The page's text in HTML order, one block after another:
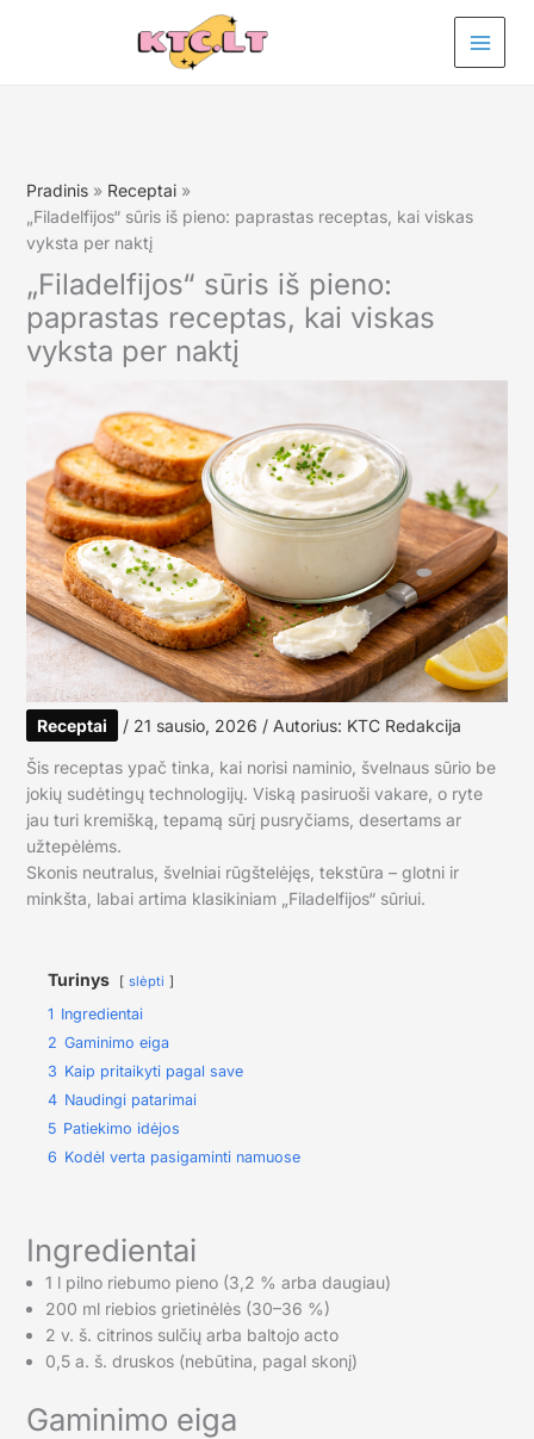
Pradinis
Receptai
„Filadelfijos“ sūris iš pieno: paprastas receptas, kai viskas
vyksta per naktį
„Filadelfijos“ sūris iš pieno:
paprastas receptas, kai viskas
vyksta per naktį
Receptai / 21 sausio, 2026 / Autorius: KTC Redakcija
Šis receptas ypač tinka, kai norisi naminio, švelnaus sūrio be
jokių sudėtingų technologijų. Viską pasiruoši vakare, o ryte
jau turi kremišką, tepamą sūrį pusryčiams, desertams ar
užtepėlėms.
Skonis neutralus, švelniai rūgštelėjęs, tekstūra – glotni ir
minkšta, labai artima klasikiniam „Filadelfijos“ sūriui.
Turinys slėpti
1 Ingredientai
2 Gaminimo eiga
3 Kaip pritaikyti pagal save
4 Naudingi patarimai
5 Patiekimo idėjos
6 Kodėl verta pasigaminti namuose
Ingredientai
1 l pilno riebumo pieno (3,2 % arba daugiau)
200 ml riebios grietinėlės (30–36 %)
2 v. š. citrinos sulčių arba baltojo acto
0,5 a. š. druskos (nebūtina, pagal skonį)
Gaminimo eiga